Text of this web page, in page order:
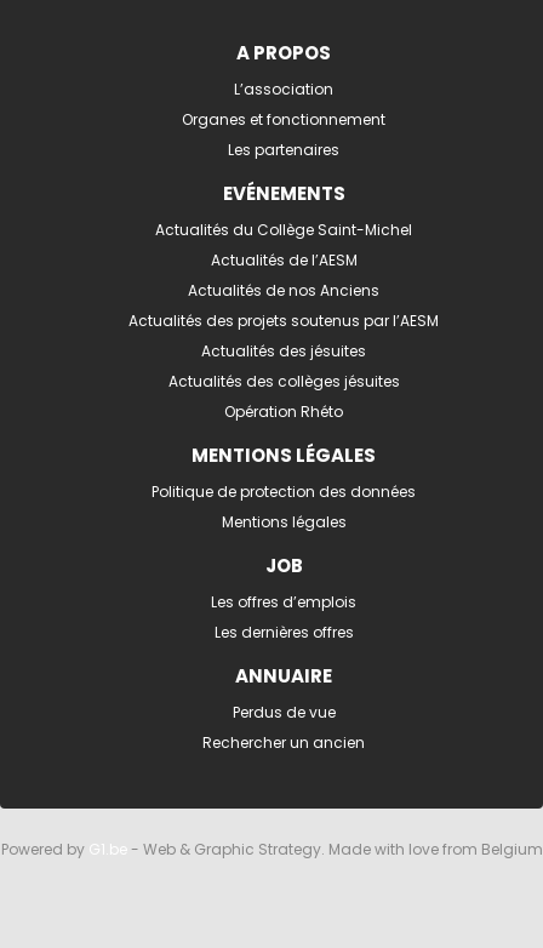
A PROPOS
L’association
Organes et fonctionnement
Les partenaires
EVÉNEMENTS
Actualités du Collège Saint-Michel
Actualités de l’AESM
Actualités de nos Anciens
Actualités des projets soutenus par l’AESM
Actualités des jésuites
Actualités des collèges jésuites
Opération Rhéto
MENTIONS LÉGALES
Politique de protection des données
Mentions légales
JOB
Les offres d’emplois
Les dernières offres
ANNUAIRE
Perdus de vue
Rechercher un ancien
Powered by G1.be- Web & Graphic Strategy. Made with love from Belgium